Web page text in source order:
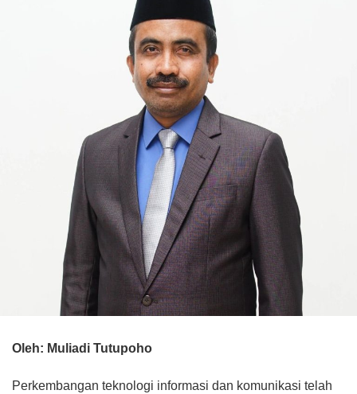
Oleh: Muliadi Tutupoho
Perkembangan teknologi informasi dan komunikasi telah